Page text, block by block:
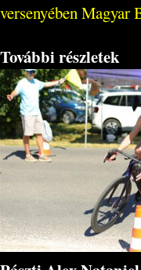
versenyében Magyar
További részletek